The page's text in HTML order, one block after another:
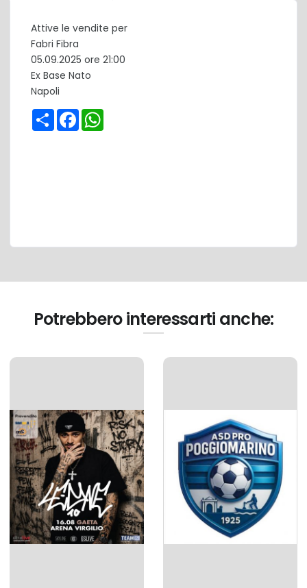
Attive le vendite per
Fabri Fibra
05.09.2025 ore 21:00
Ex Base Nato
Napoli
Share Facebook
Potrebbero interessarti anche: